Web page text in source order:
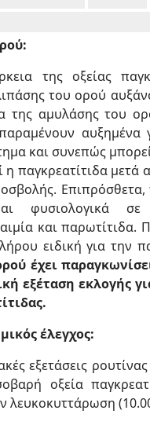
της οξείας
του ορού
της αμυλάσης του
αυξημένα
και συνεπώς
η παγκρεατίτιδα
φυσιολογικά
και παρωτίτιδα.
ειδική για την
έχει
εξέταση εκλογής
έλεγχος:
εξετάσεις
οξεία
λευκοκυττάρωση